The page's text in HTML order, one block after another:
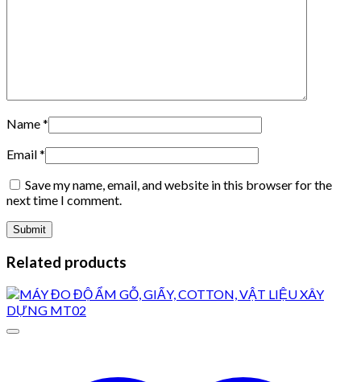
Name*
Email*
Save my name, email, and website in this browser for the
next time I comment.
Related products